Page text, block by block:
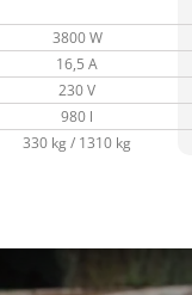
3800 W
16,5 A
230 V
980 l
330 kg / 1310 kg